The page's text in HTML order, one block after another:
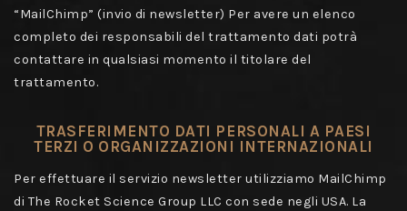
“MailChimp” (invio di newsletter) Per avere un elenco
completo dei responsabili del trattamento dati potrà
contattare in qualsiasi momento il titolare del
trattamento.
TRASFERIMENTO DATI PERSONALI A PAESI
TERZI O ORGANIZZAZIONI INTERNAZIONALI
Per effettuare il servizio newsletter utilizziamo MailChimp
di The Rocket Science Group LLC con sede negli USA. La